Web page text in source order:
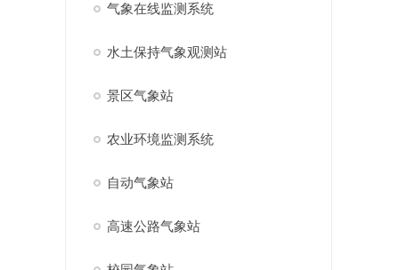
气象在线监测系统
水土保持气象观测站
景区气象站
农业环境监测系统
自动气象站
高速公路气象站